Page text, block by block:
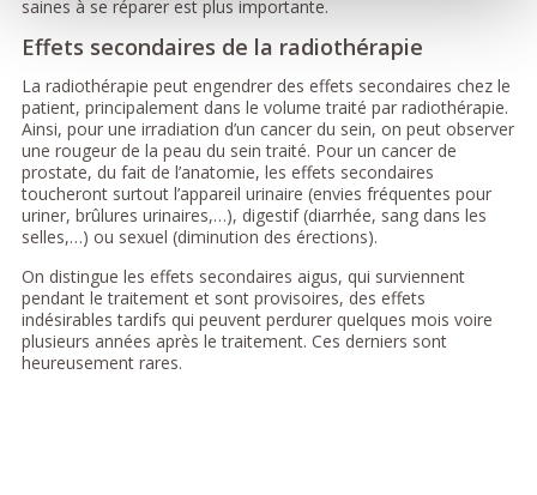
saines à se réparer est plus importante.
Effets secondaires de la radiothérapie
La radiothérapie peut engendrer des effets secondaires chez le
patient, principalement dans le volume traité par radiothérapie.
Ainsi, pour une irradiation d’un cancer du sein, on peut observer
une rougeur de la peau du sein traité. Pour un cancer de
prostate, du fait de l’anatomie, les effets secondaires
toucheront surtout l’appareil urinaire (envies fréquentes pour
uriner, brûlures urinaires,…), digestif (diarrhée, sang dans les
selles,…) ou sexuel (diminution des érections).
On distingue les effets secondaires aigus, qui surviennent
pendant le traitement et sont provisoires, des effets
indésirables tardifs qui peuvent perdurer quelques mois voire
plusieurs années après le traitement. Ces derniers sont
heureusement rares.